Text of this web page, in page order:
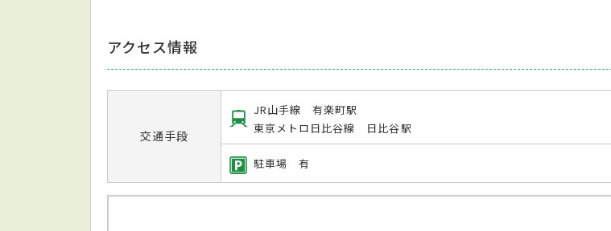
アクセス情報
交通手段
JR山手線 有楽町駅
東京メトロ日比谷線 日比谷駅
駐車場 有